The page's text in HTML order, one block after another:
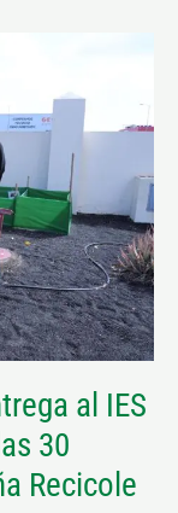
al IES
30
Recicole